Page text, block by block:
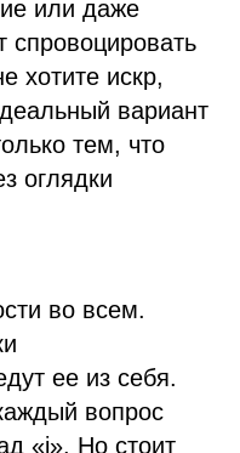
или даже
спровоцировать
хотите искр,
вариант
тем, что
оглядки
во всем.
ее из себя.
вопрос
«i». Но стоит